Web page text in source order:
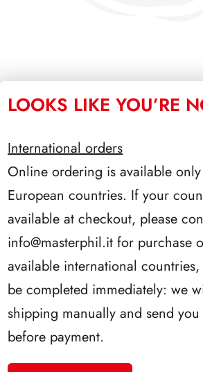
LOOKS LIKE YOU’RE
International orders
Online ordering is available
European countries. If your
available at checkout, please
info@masterphil.it for purchase
available international
be completed immediately: we
shipping manually and send
before payment.